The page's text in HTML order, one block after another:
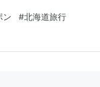
かってしまったのでここ
ン #北海道旅行